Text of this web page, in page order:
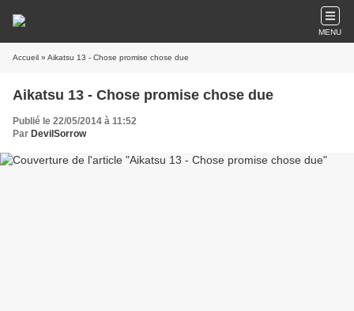
MENU
Accueil » Aikatsu 13 - Chose promise chose due
Aikatsu 13 - Chose promise chose due
Publié le 22/05/2014 à 11:52
Par DevilSorrow